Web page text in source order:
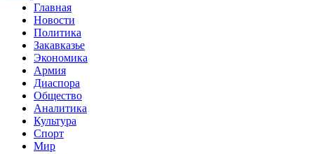
Главная
Новости
Политика
Закавказье
Экономика
Армия
Диаспора
Общество
Аналитика
Культура
Спорт
Мир